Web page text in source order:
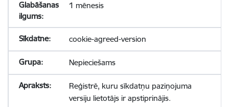
1 mēnesis
cookie-agreed-version
Nepieciešams
Reģistrē, kuru sīkdatņu paziņojuma
versiju lietotājs ir apstiprinājis.